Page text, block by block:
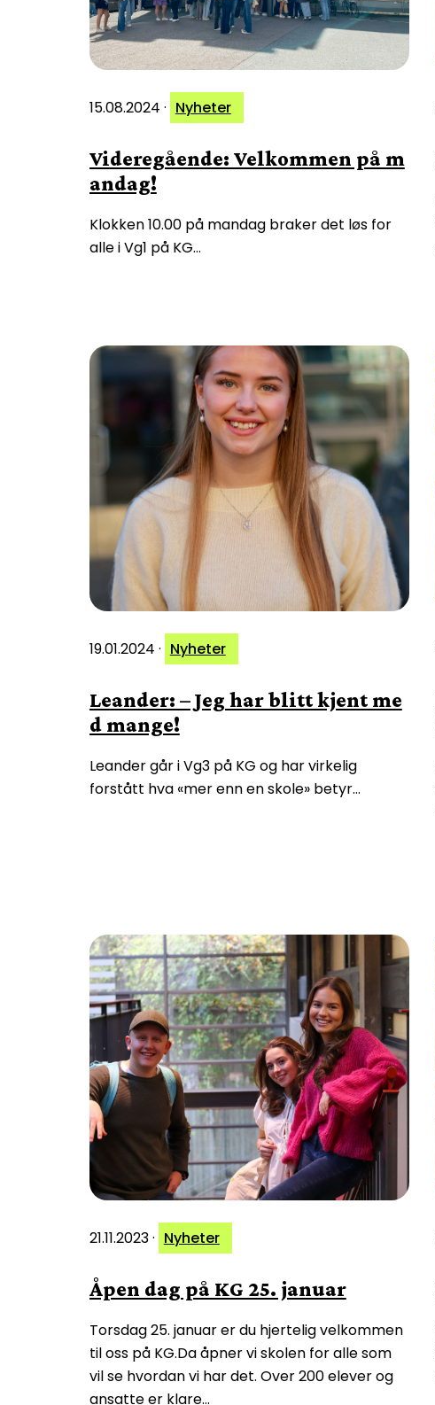
15.08.2024 · Nyheter
Videregående: Velkommen på m
andag!
Klokken 10.00 på mandag braker det løs for
alle i Vg1 på KG…
19.01.2024 · Nyheter
Leander: – Jeg har blitt kjent me
d mange!
Leander går i Vg3 på KG og har virkelig
forstått hva «mer enn en skole» betyr…
21.11.2023· Nyheter
Åpen dag på KG 25. januar
Torsdag 25. januar er du hjertelig velkommen
til oss på KG.Da åpner vi skolen for alle som
vil se hvordan vi har det. Over 200 elever og
ansatte er klare…